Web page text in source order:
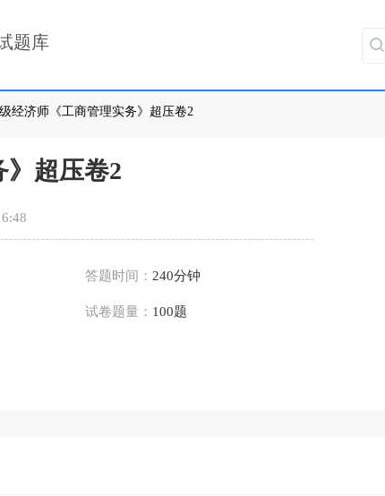
题库
经济师《工商管理实务》超压卷2
》超压卷2
答题时间： 240分钟
试卷题量： 100题